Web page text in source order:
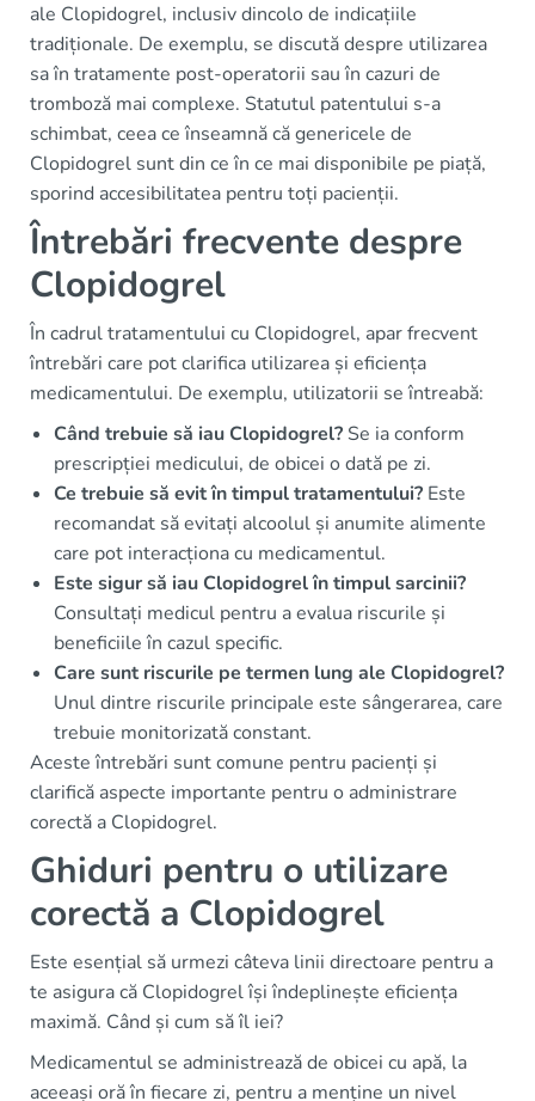
ale Clopidogrel, inclusiv dincolo de indicațiile
tradiționale. De exemplu, se discută despre utilizarea
sa în tratamente post-operatorii sau în cazuri de
tromboză mai complexe. Statutul patentului s-a
schimbat, ceea ce înseamnă că genericele de
Clopidogrel sunt din ce în ce mai disponibile pe piață,
sporind accesibilitatea pentru toți pacienții.
Întrebări frecvente despre
Clopidogrel
În cadrul tratamentului cu Clopidogrel, apar frecvent
întrebări care pot clarifica utilizarea și eficiența
medicamentului. De exemplu, utilizatorii se întreabă:
Când trebuie să iau Clopidogrel? Se ia conform
prescripției medicului, de obicei o dată pe zi.
Ce trebuie să evit în timpul tratamentului? Este
recomandat să evitați alcoolul și anumite alimente
care pot interacționa cu medicamentul.
Este sigur să iau Clopidogrel în timpul sarcinii?
Consultați medicul pentru a evalua riscurile și
beneficiile în cazul specific.
Care sunt riscurile pe termen lung ale Clopidogrel?
Unul dintre riscurile principale este sângerarea, care
trebuie monitorizată constant.
Aceste întrebări sunt comune pentru pacienți și
clarifică aspecte importante pentru o administrare
corectă a Clopidogrel.
Ghiduri pentru o utilizare
corectă a Clopidogrel
Este esențial să urmezi câteva linii directoare pentru a
te asigura că Clopidogrel își îndeplinește eficiența
maximă. Când și cum să îl iei?
Medicamentul se administrează de obicei cu apă, la
aceeași oră în fiecare zi, pentru a menține un nivel